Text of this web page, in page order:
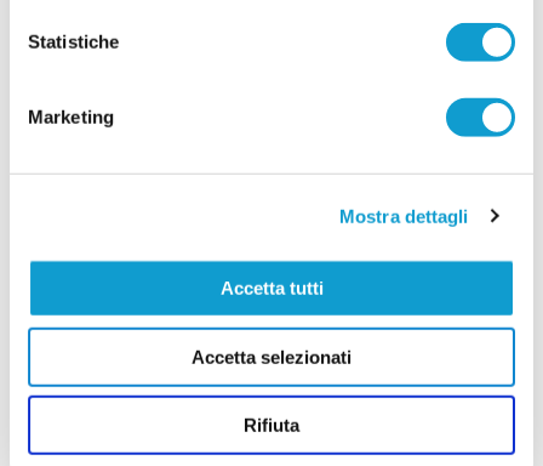
Statistiche
Marketing
Mostra dettagli
Accetta tutti
Accetta selezionati
Rifiuta
POTENZA PICENA. La Union Picena continua a
e figure di esperienza nell'area tecnica. Il club di
LORESE. Prende forma la nuova squadra di
...leggi